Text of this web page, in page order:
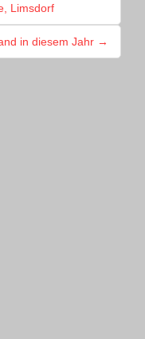
Limsdorf
in diesem Jahr →